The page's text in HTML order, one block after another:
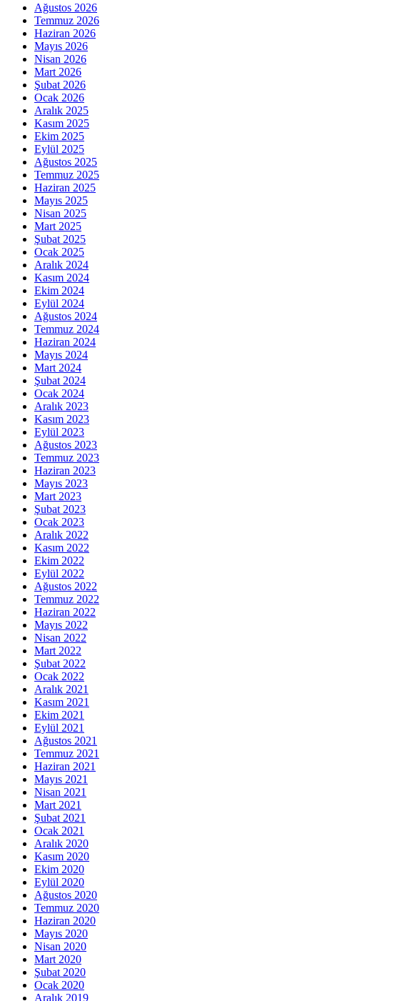
Ağustos 2026
Temmuz 2026
Haziran 2026
Mayıs 2026
Nisan 2026
Mart 2026
Şubat 2026
Ocak 2026
Aralık 2025
Kasım 2025
Ekim 2025
Eylül 2025
Ağustos 2025
Temmuz 2025
Haziran 2025
Mayıs 2025
Nisan 2025
Mart 2025
Şubat 2025
Ocak 2025
Aralık 2024
Kasım 2024
Ekim 2024
Eylül 2024
Ağustos 2024
Temmuz 2024
Haziran 2024
Mayıs 2024
Mart 2024
Şubat 2024
Ocak 2024
Aralık 2023
Kasım 2023
Eylül 2023
Ağustos 2023
Temmuz 2023
Haziran 2023
Mayıs 2023
Mart 2023
Şubat 2023
Ocak 2023
Aralık 2022
Kasım 2022
Ekim 2022
Eylül 2022
Ağustos 2022
Temmuz 2022
Haziran 2022
Mayıs 2022
Nisan 2022
Mart 2022
Şubat 2022
Ocak 2022
Aralık 2021
Kasım 2021
Ekim 2021
Eylül 2021
Ağustos 2021
Temmuz 2021
Haziran 2021
Mayıs 2021
Nisan 2021
Mart 2021
Şubat 2021
Ocak 2021
Aralık 2020
Kasım 2020
Ekim 2020
Eylül 2020
Ağustos 2020
Temmuz 2020
Haziran 2020
Mayıs 2020
Nisan 2020
Mart 2020
Şubat 2020
Ocak 2020
Aralık 2019